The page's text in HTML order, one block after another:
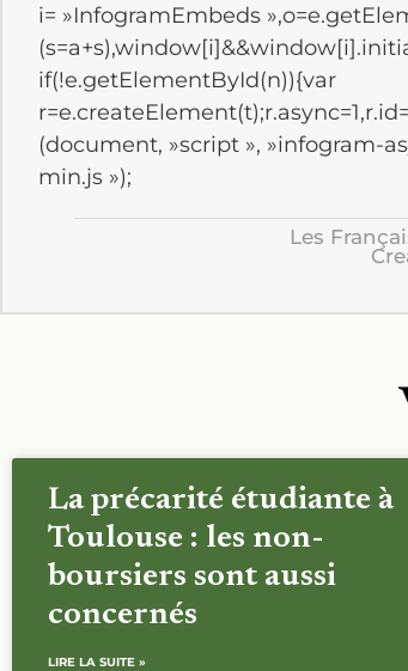
i= »InfogramEmbeds
if(!e.getElementById(n)){var
(document, »script », »infogram-
min.js »);
Les
La précarité étudiante à
Toulouse : les non-
boursiers sont aussi
concernés
LIRE LA SUITE »